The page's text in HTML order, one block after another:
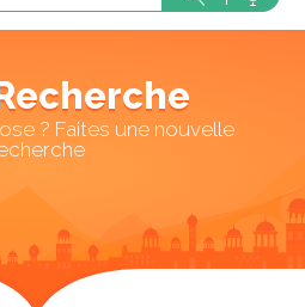
? Faites une nouvelle